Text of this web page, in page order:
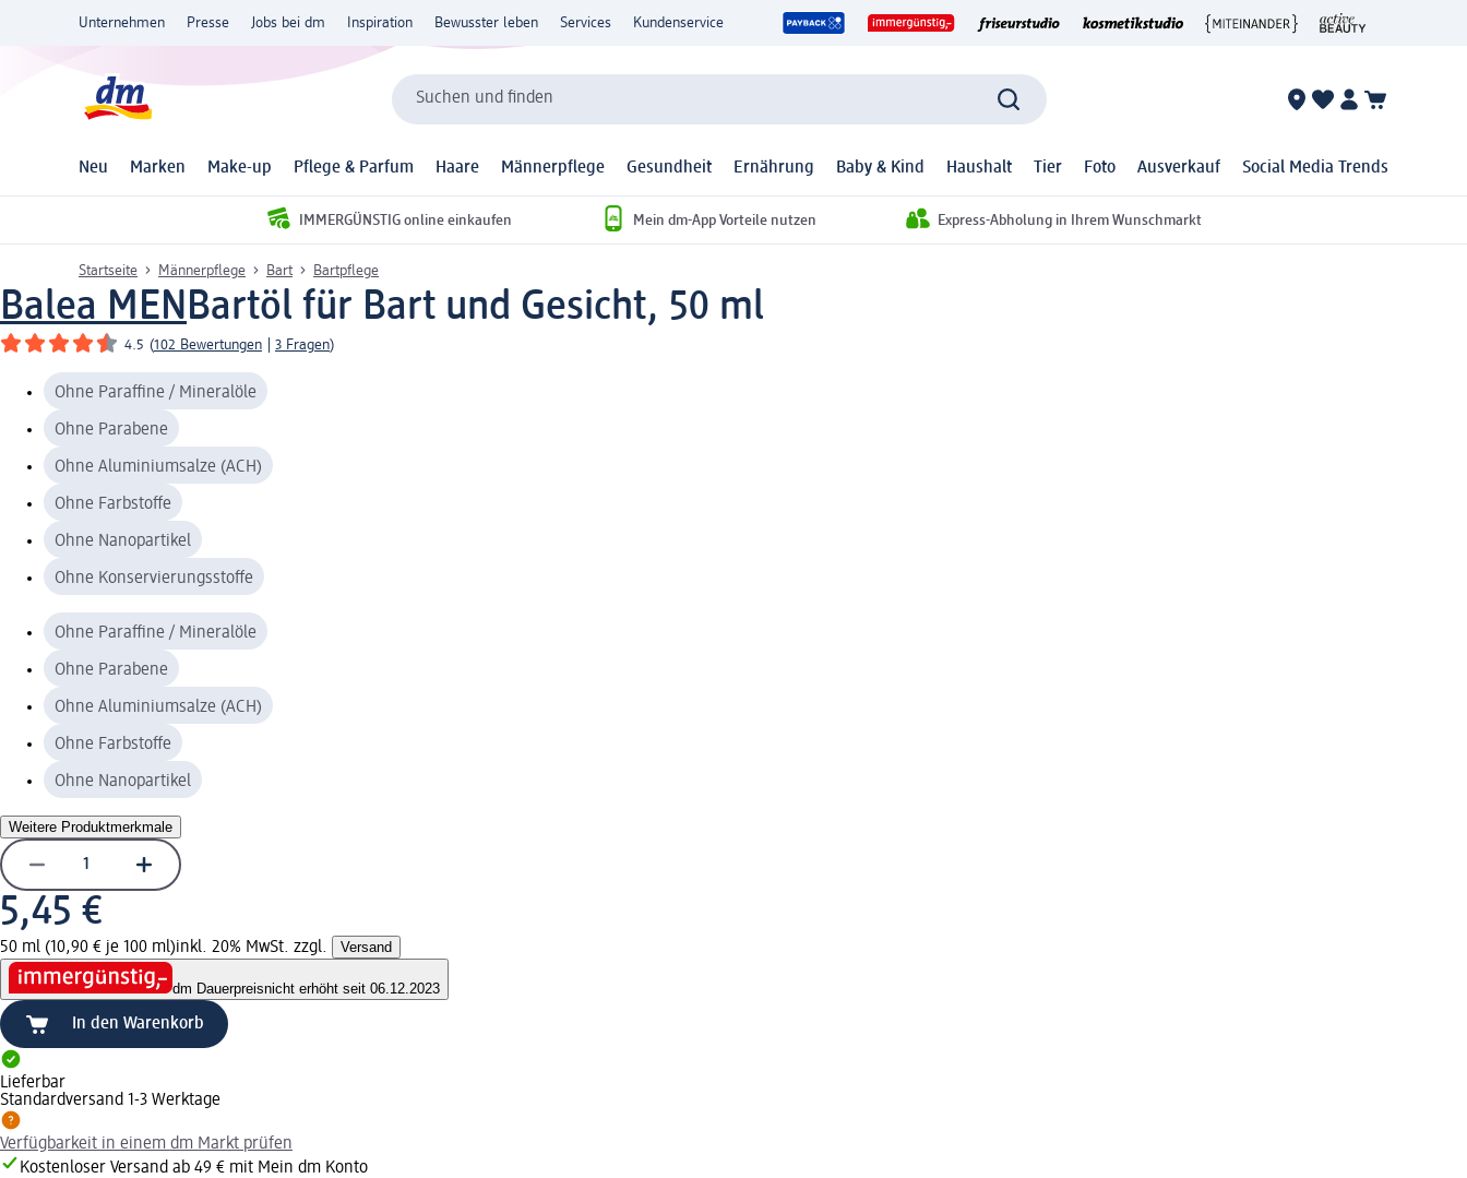
Unternehmen Presse Jobs bei dm Inspiration Bewusster leben Services Kundenservice
Suchen und finden
Neu Marken Make-up Pflege & Parfum Haare Männerpflege Gesundheit Ernährung Baby & Kind Haushalt Tier Foto Ausverkauf Social Media Trends
IMMERGÜNSTIG online einkaufen Mein dm-App Vorteile nutzen Express-Abholung in Ihrem Wunschmarkt
Startseite Männerpflege Bart Bartpflege
Balea MENBartöl für Bart und Gesicht, 50 ml
4.5 (102 Bewertungen 3 Fragen)
Ohne Paraffine / Mineralöle
Ohne Parabene
Ohne Aluminiumsalze (ACH)
Ohne Farbstoffe
Ohne Nanopartikel
Ohne Konservierungsstoffe
Ohne Paraffine / Mineralöle
Ohne Parabene
Ohne Aluminiumsalze (ACH)
Ohne Farbstoffe
Ohne Nanopartikel
Weitere Produktmerkmale
5,45 €
50 ml (10,90 € je 100 ml)inkl. 20% MwSt. zzgl. Versand
dm Dauerpreisnicht erhöht seit 06.12.2023
In den Warenkorb
Lieferbar
Standardversand 1-3 Werktage
Verfügbarkeit in einem dm Markt prüfen
Kostenloser Versand ab 49 € mit Mein dm Konto